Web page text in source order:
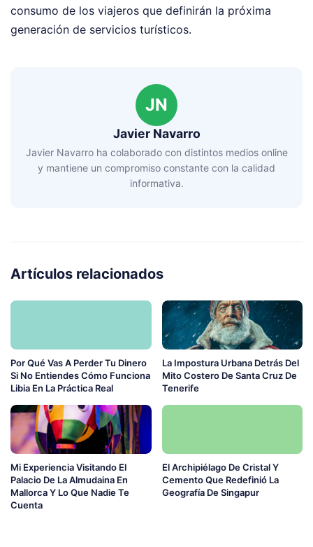
consumo de los viajeros que definirán la próxima
generación de servicios turísticos.
JN
Javier Navarro
Javier Navarro ha colaborado con distintos medios online
y mantiene un compromiso constante con la calidad
informativa.
Artículos relacionados
Por Qué Vas A Perder Tu Dinero
Si No Entiendes Cómo Funciona
Libia En La Práctica Real
La Impostura Urbana Detrás Del
Mito Costero De Santa Cruz De
Tenerife
Mi Experiencia Visitando El
Palacio De La Almudaina En
Mallorca Y Lo Que Nadie Te
Cuenta
El Archipiélago De Cristal Y
Cemento Que Redefinió La
Geografía De Singapur